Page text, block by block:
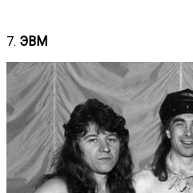
7. ЭВМ